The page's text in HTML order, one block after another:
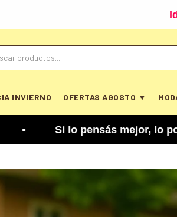
INVIERNO OFERTAS AGOSTO ▼
pensás mejor, lo podés